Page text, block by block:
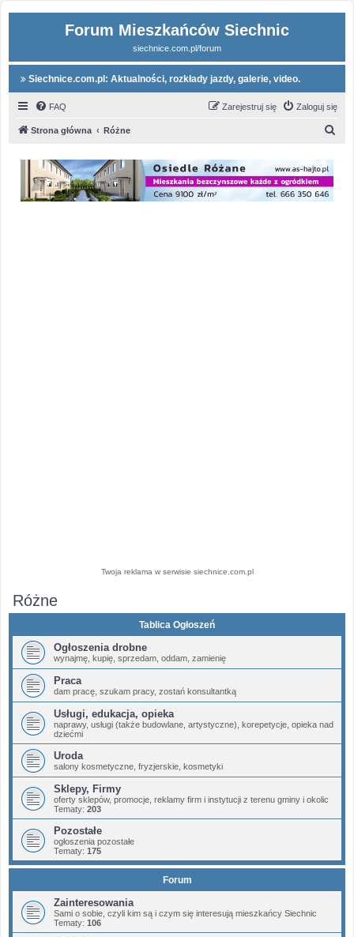
Forum Mieszkańców Siechnic
siechnice.com.pl/forum
Siechnice.com.pl: Aktualności, rozkłady jazdy, galerie, video.
FAQ Zaloguj się
Zarejestruj się
Strona główna Różne
Twoja reklama w serwisie siechnice.com.pl
Różne
Tablica Ogłoszeń
Ogłoszenia drobne
wynajmę, kupię, sprzedam, oddam, zamienię
Praca
dam pracę, szukam pracy, zostań konsultantką
Usługi, edukacja, opieka
naprawy, usługi (także budowlane, artystyczne), korepetycje, opieka nad
dziećmi
Uroda
salony kosmetyczne, fryzjerskie, kosmetyki
Sklepy, Firmy
oferty sklepów, promocje, reklamy firm i instytucji z terenu gminy i okolic
Tematy: 203
Pozostałe
ogłoszenia pozostałe
Tematy: 175
Forum
Zainteresowania
Sami o sobie, czyli kim są i czym się interesują mieszkańcy Siechnic
Tematy: 106